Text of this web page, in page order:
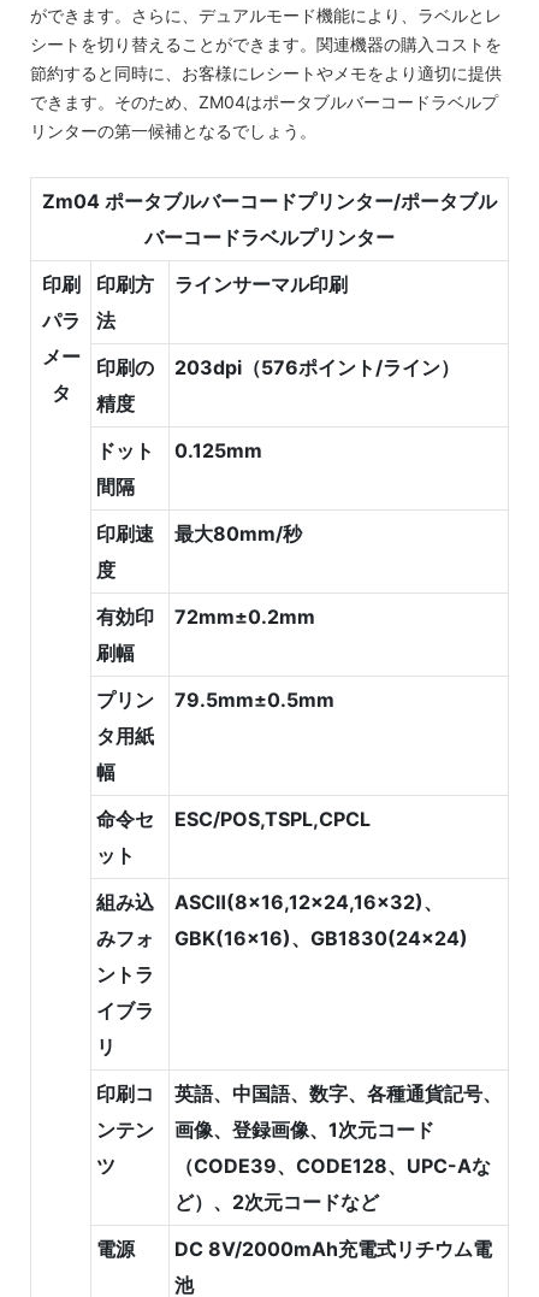
ができます。さらに、デュアルモード機能により、ラベルとレ
シートを切り替えることができます。関連機器の購入コストを
節約すると同時に、お客様にレシートやメモをより適切に提供
できます。そのため、ZM04はポータブルバーコードラベルプ
リンターの第一候補となるでしょう。
Zm04 ポータブルバーコードプリンター/ポータブル
バーコードラベルプリンター
印刷
パラ
メー
タ
印刷方
法
ラインサーマル印刷
印刷の
精度
203dpi（576ポイント/ライン）
ドット
間隔
0.125mm
印刷速
度
最大80mm/秒
有効印
刷幅
72mm±0.2mm
プリン
タ用紙
幅
79.5mm±0.5mm
命令セ
ット
ESC/POS,TSPL,CPCL
組み込
みフォ
ントラ
イブラ
リ
ASCⅡ(8x16,12x24,16x32)、
GBK(16x16)、GB1830(24x24)
印刷コ
ンテン
ツ
英語、中国語、数字、各種通貨記号、
画像、登録画像、1次元コード
（CODE39、CODE128、UPC-Aな
ど）、2次元コードなど
電源
DC 8V/2000mAh充電式リチウム電
池